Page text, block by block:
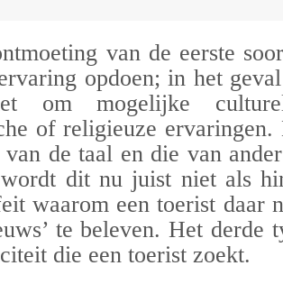
van de eerste
opdoen; in het
om mogelijke
of religieuze
de taal en die van
dit nu juist niet als
waarom een toerist daar
te beleven. Het derde
die een toerist zoekt.